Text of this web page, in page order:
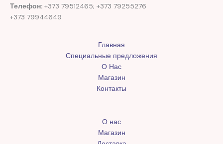
Телефон: +373 79512465; +373 79255276
+373 79944649
Главная
Специальные предложения
О Нас
Магазин
Контакты
О нас
Магазин